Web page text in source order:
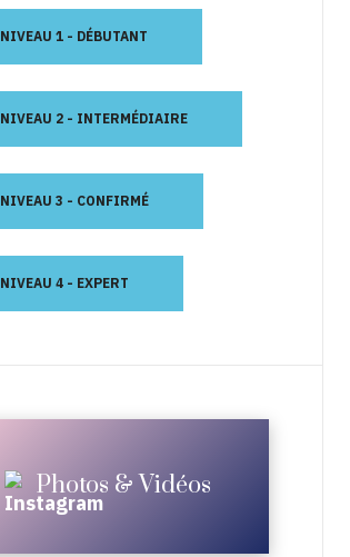
NIVEAU 1 - DÉBUTANT
NIVEAU 2 - INTERMÉDIAIRE
NIVEAU 3 - CONFIRMÉ
NIVEAU 4 - EXPERT
Photos & Vidéos